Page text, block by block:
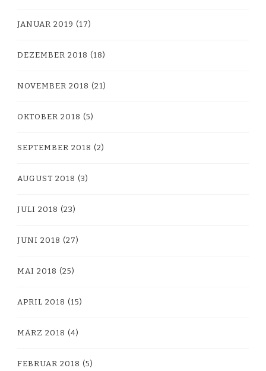
JANUAR 2019 (17)
DEZEMBER 2018 (18)
NOVEMBER 2018 (21)
OKTOBER 2018 (5)
SEPTEMBER 2018 (2)
AUGUST 2018 (3)
JULI 2018 (23)
JUNI 2018 (27)
MAI 2018 (25)
APRIL 2018 (15)
MÄRZ 2018 (4)
FEBRUAR 2018 (5)